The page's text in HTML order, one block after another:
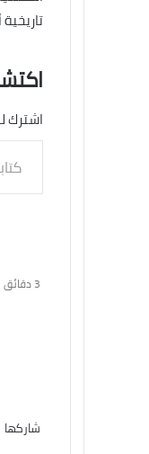
اشترك
شاركها